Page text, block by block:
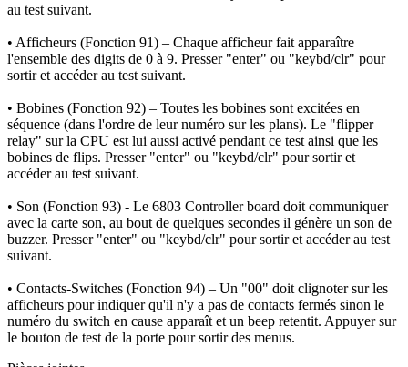
au test suivant.
• Afficheurs (Fonction 91) – Chaque afficheur fait apparaître
l'ensemble des digits de 0 à 9. Presser "enter" ou "keybd/clr" pour
sortir et accéder au test suivant.
• Bobines (Fonction 92) – Toutes les bobines sont excitées en
séquence (dans l'ordre de leur numéro sur les plans). Le "flipper
relay" sur la CPU est lui aussi activé pendant ce test ainsi que les
bobines de flips. Presser "enter" ou "keybd/clr" pour sortir et
accéder au test suivant.
• Son (Fonction 93) - Le 6803 Controller board doit communiquer
avec la carte son, au bout de quelques secondes il génère un son de
buzzer. Presser "enter" ou "keybd/clr" pour sortir et accéder au test
suivant.
• Contacts-Switches (Fonction 94) – Un "00" doit clignoter sur les
afficheurs pour indiquer qu'il n'y a pas de contacts fermés sinon le
numéro du switch en cause apparaît et un beep retentit. Appuyer sur
le bouton de test de la porte pour sortir des menus.